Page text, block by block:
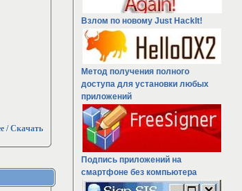
/ Скачать
Взлом по новому Just HackIt!
Метод получения полного
доступа для установки любых
приложений
Подпись приложений на
смартфоне без компьютера